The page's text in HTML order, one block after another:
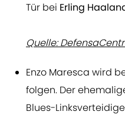
Tür bei Erling
Quelle:
Enzo Maresca wird
folgen. Der
Blues-